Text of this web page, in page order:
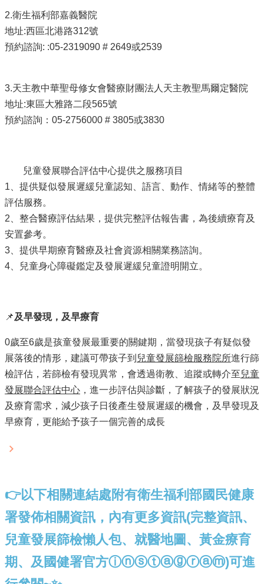
2.衛生福利部嘉義醫院
地址:西區北港路312號
預約諮詢: :05-2319090 # 2649或2539
3.天主教中華聖母修女會醫療財團法人天主教聖馬爾定醫院
地址:東區大雅路二段565號
預約諮詢：05-2756000 # 3805或3830
兒童發展聯合評估中心提供之服務項目
1、提供疑似發展遲緩兒童認知、語言、動作、情緒等的整體
評估服務。
2、整合醫療評估結果，提供完整評估報告書，為後續療育及
安置參考。
3、提供早期療育醫療及社會資源相關業務諮詢。
4、兒童身心障礙鑑定及發展遲緩兒童證明開立。
📌及早發現，及早療育
0歲至6歲是孩童發展最重要的關鍵期，當發現孩子有疑似發
展落後的情形，建議可帶孩子到 兒童發展篩檢服務院所進行篩
檢評估，若篩檢有發現異常，會透過衛教、追蹤或轉介至兒童
發展聯合評估中心 ，進一步評估與診斷，了解孩子的發展狀況
及療育需求，減少孩子日後產生發展遲緩的機會，及早發現及
早療育，更能給予孩子一個完善的成長
👉以下相關連結處附有衛生福利部國民健康
署發佈相關資訊，內有更多資訊(完整資訊、
兒童發展篩檢懶人包、就醫地圖、黃金療育
期、及國健署官方ⓘⓝⓢⓣⓐⓖⓡⓐⓜ)可進